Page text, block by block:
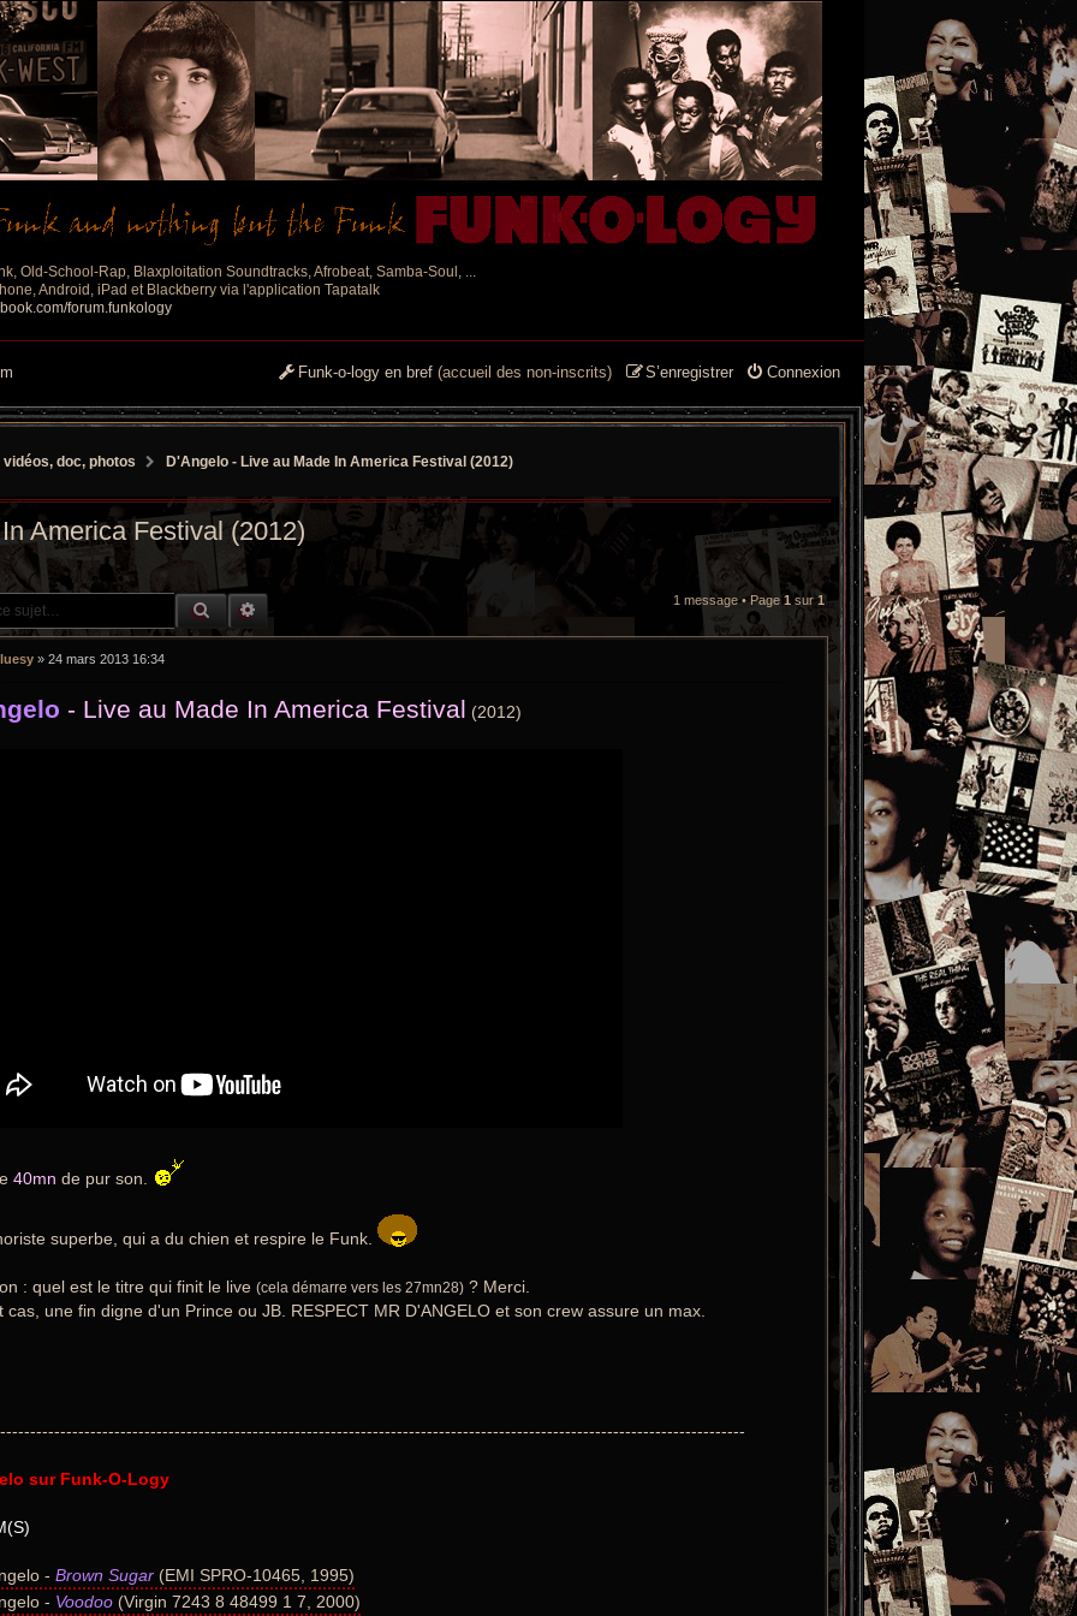
Old-School-Rap, Blaxploitation Soundtracks, Afrobeat, Samba-Soul, ...
Android, iPad et Blackberry via l'application Tapatalk
forum.funkology
Connexion
S’enregistrer
Funk-o-logy en bref (accueil des non-inscrits)
vidéos, doc, photos D'Angelo - Live au Made In America Festival (2012)
America Festival (2012)
RECHERCHE GROOVY 1 message • Page 1 sur1
» 24 mars 2013 16:34
- Live au Made In America Festival (2012)
40mn de pur son.
superbe, qui a du chien et respire le Funk.
: quel est le titre qui finit le live (cela démarre vers les 27mn28) ? Merci.
cas, une fin digne d'un Prince ou JB. RESPECT MR D'ANGELO et son crew assure un max.
sur Funk-O-Logy
- Brown Sugar (EMI SPRO-10465, 1995)
- Voodoo (Virgin 7243 8 48499 1 7, 2000)